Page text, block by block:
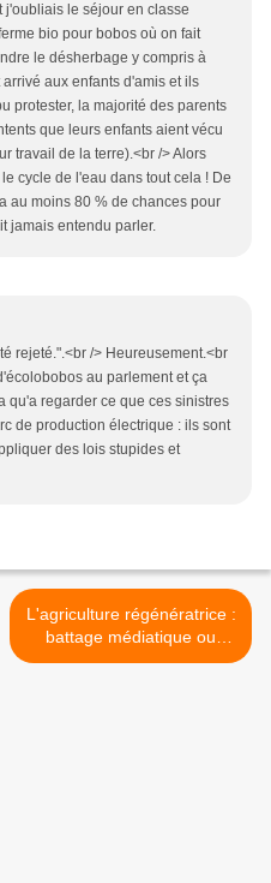
j'oubliais le séjour en classe
bio pour bobos où on fait
le désherbage y compris à
aux enfants d'amis et ils
protester, la majorité des parents
que leurs enfants aient vécu
travail de la terre).<br /> Alors
cycle de l'eau dans tout cela ! De
au moins 80 % de chances pour
jamais entendu parler.
rejeté.".<br /> Heureusement.<br
au parlement et ça
qu'a regarder ce que ces sinistres
de production électrique : ils sont
des lois stupides et
L'agriculture régénératrice :
battage médiatique ou
espoir ? >